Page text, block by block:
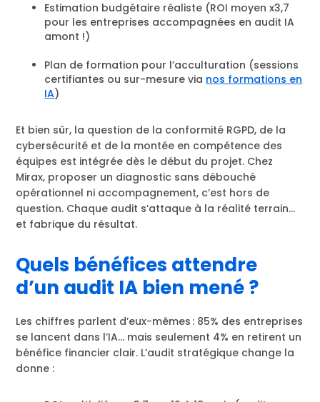
Estimation budgétaire réaliste (ROI moyen x3,7
pour les entreprises accompagnées en audit IA
amont !)
Plan de formation pour l’acculturation (sessions
certifiantes ou sur-mesure via nos formations en
IA)
Et bien sûr, la question de la conformité RGPD, de la
cybersécurité et de la montée en compétence des
équipes est intégrée dès le début du projet. Chez
Mirax, proposer un diagnostic sans débouché
opérationnel ni accompagnement, c’est hors de
question. Chaque audit s’attaque à la réalité terrain…
et fabrique du résultat.
Quels bénéfices attendre
d’un audit IA bien mené ?
Les chiffres parlent d’eux-mêmes : 85% des entreprises
se lancent dans l’IA… mais seulement 4% en retirent un
bénéfice financier clair. L’audit stratégique change la
donne :